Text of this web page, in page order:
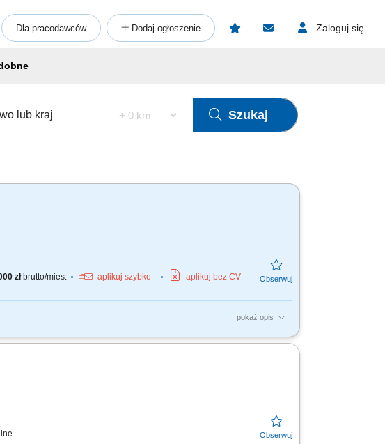
Dla pracodawców Dodaj ogłoszenie Zaloguj się
Szukaj
złbrutto/mies. aplikuj szybko aplikuj bez CV
pokaż opis
zadań zgodnie z dokumentacją techniczną; Dbanie o